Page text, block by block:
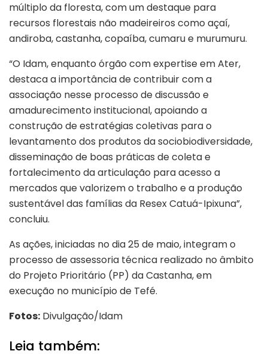
múltiplo da floresta, com um destaque para
recursos florestais não madeireiros como açaí,
andiroba, castanha, copaíba, cumaru e murumuru.
“O Idam, enquanto órgão com expertise em Ater,
destaca a importância de contribuir com a
associação nesse processo de discussão e
amadurecimento institucional, apoiando a
construção de estratégias coletivas para o
levantamento dos produtos da sociobiodiversidade,
disseminação de boas práticas de coleta e
fortalecimento da articulação para acesso a
mercados que valorizem o trabalho e a produção
sustentável das famílias da Resex Catuá-Ipixuna”,
concluiu.
As ações, iniciadas no dia 25 de maio, integram o
processo de assessoria técnica realizado no âmbito
do Projeto Prioritário (PP) da Castanha, em
execução no município de Tefé.
Fotos: Divulgação/Idam
Leia também: